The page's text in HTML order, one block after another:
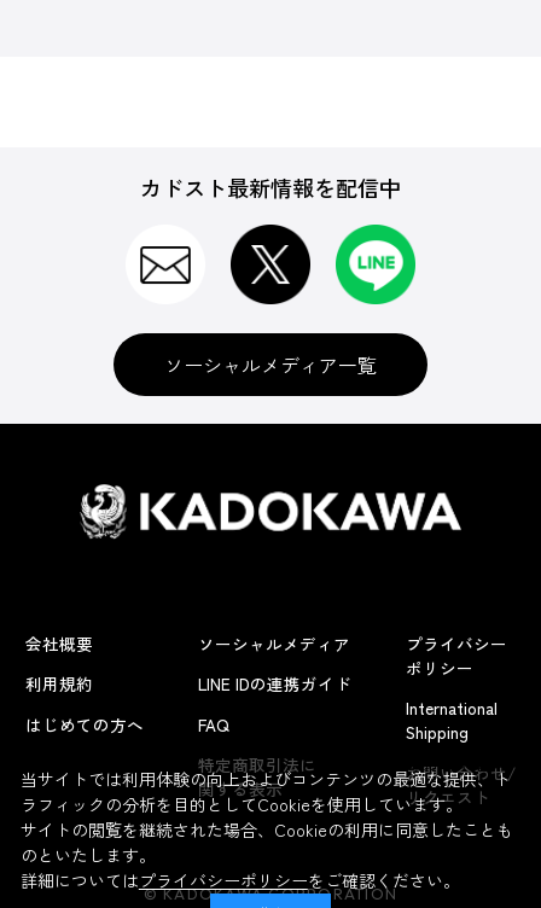
よくあるお問い合わせ
カドスト最新情報を配信中
ソーシャルメディア一覧
会社概要
利用規約
はじめての方へ
ソーシャルメディア
LINE IDの連携ガイド
FAQ
特定商取引法に
関する表示
プライバシー
ポリシー
International
Shipping
お問い合わせ/
リクエスト
© KADOKAWA CORPORATION
当サイトでは利用体験の向上およびコンテンツの最適な提供、ト
ラフィックの分析を目的としてCookieを使用しています。
サイトの閲覧を継続された場合、Cookieの利用に同意したことも
のといたします。
詳細についてはプライバシーポリシーをご確認ください。